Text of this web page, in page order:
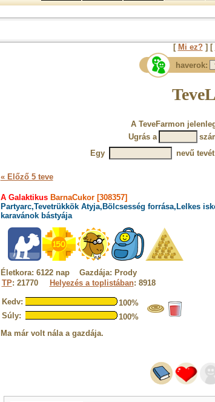
[ Mi ez?] [
haverok:
A TeveFarmon
Ugrás a
Egy
nevű
« Előző 5 teve
A GalaktikusBarnaCukor [308357]
Partyarc,Tevetrükkök Atyja,Bölcsesség forrása,Lelkes
karavánok bástyája
Életkora: 6122 nap Gazdája: Prody
TP: 21770 Helyezés a toplistában: 8918
Kedv:
100%
Súly:
100%
Ma már volt nála a gazdája.